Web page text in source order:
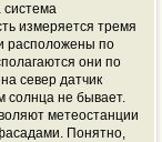
система
измеряется тремя
расположены по
они по
север датчик
солнца не бывает.
метеостанции
Понятно,